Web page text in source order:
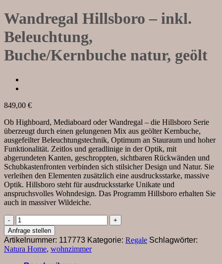
Wandregal Hillsboro – inkl.
Beleuchtung,
Buche/Kernbuche natur, geölt
849,00 €
Ob Highboard, Mediaboard oder Wandregal – die Hillsboro Serie
überzeugt durch einen gelungenen Mix aus geölter Kernbuche,
ausgefeilter Beleuchtungstechnik, Optimum an Stauraum und hoher
Funktionalität. Zeitlos und geradlinige in der Optik, mit
abgerundeten Kanten, geschroppten, sichtbaren Rückwänden und
Schubkastenfronten verbinden sich stilsicher Design und Natur. Sie
verleihen den Elementen zusätzlich eine ausdrucksstarke, massive
Optik. Hillsboro steht für ausdrucksstarke Unikate und
anspruchsvolles Wohndesign. Das Programm Hillsboro erhalten Sie
auch in massiver Wildeiche.
Wandregal
Hillsboro
-
inkl.
Beleuchtung,
Anfrage stellen
Artikelnummer: 117773 Kategorie: Regale Schlagwörter:
Natura Home, wohnzimmer